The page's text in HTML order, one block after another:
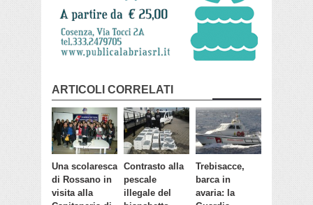
ARTICOLI CORRELATI
Una scolaresca
di Rossano in
visita alla
Contrasto alla
pescale
illegale del
Trebisacce,
barca in
avaria: la